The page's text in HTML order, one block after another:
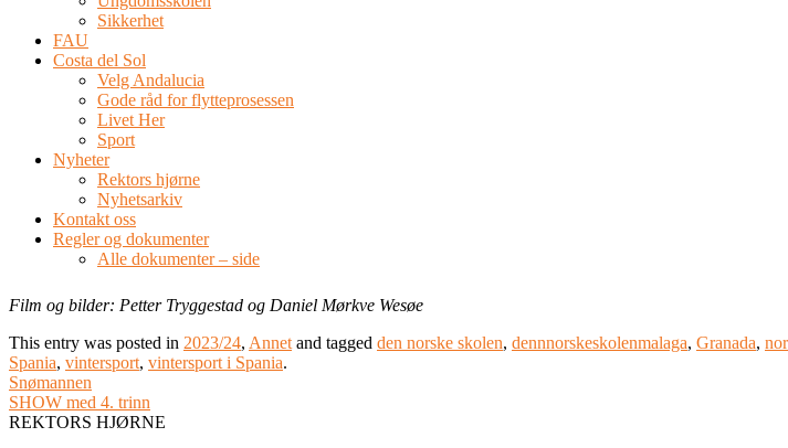
Sikkerhet
FAU
Costa del Sol
Velg Andalucia
Gode råd for flytteprosessen
Livet Her
Sport
Nyheter
Rektors hjørne
Nyhetsarkiv
Kontakt oss
Regler og dokumenter
Alle dokumenter – side
Film og bilder: Petter Tryggestad og Daniel Mørkve Wesøe
This entry was posted in 2023/24, Annet and tagged den norske skolen, dennnorskeskolenmalaga, Granada,
Spania, vintersport, vintersport i Spania.
Snømannen
SHOW med 4. trinn
REKTORS HJØRNE